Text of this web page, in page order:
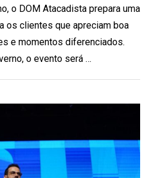
o DOM Atacadista prepara uma
os clientes que apreciam boa
e momentos diferenciados.
o evento será …